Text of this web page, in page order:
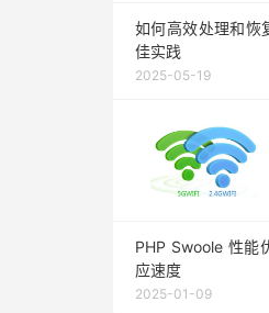
如何高效处理和恢
佳实践
2025-05-19
PHP Swoole 性能
应速度
2025-01-09